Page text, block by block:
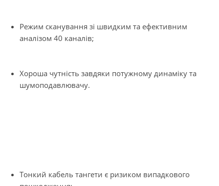
Режим сканування зі швидким та ефективним
аналізом 40 каналів;
Хороша чутність завдяки потужному динаміку та
шумоподавлювачу.
Тонкий кабель тангети є ризиком випадкового